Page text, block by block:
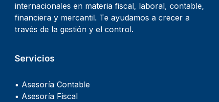
internacionales en materia fiscal, laboral, contable,
financiera y mercantil. Te ayudamos a crecer a
través de la gestión y el control.
Servicios
• Asesoría Contable
• Asesoría Fiscal